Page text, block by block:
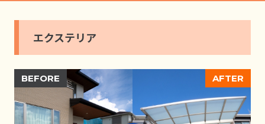
エクステリア